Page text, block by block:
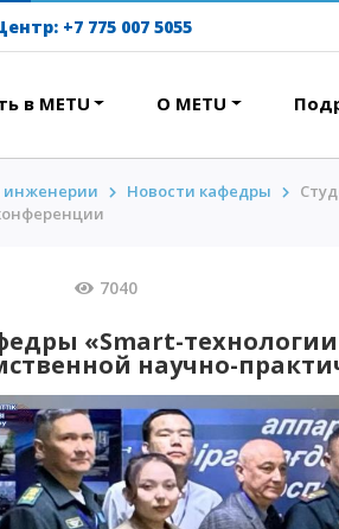
программа АССА
тур
studying
Courses
+7 775 007 5055
в METU О METU
инженерии Новости кафедры
7040
«Smart-
научно-